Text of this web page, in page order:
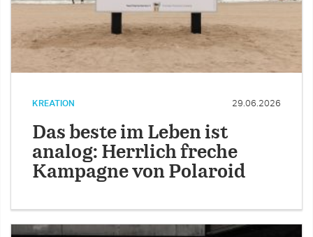
KREATION 29.06.2026
Das beste im Leben ist
analog: Herrlich freche
Kampagne von Polaroid